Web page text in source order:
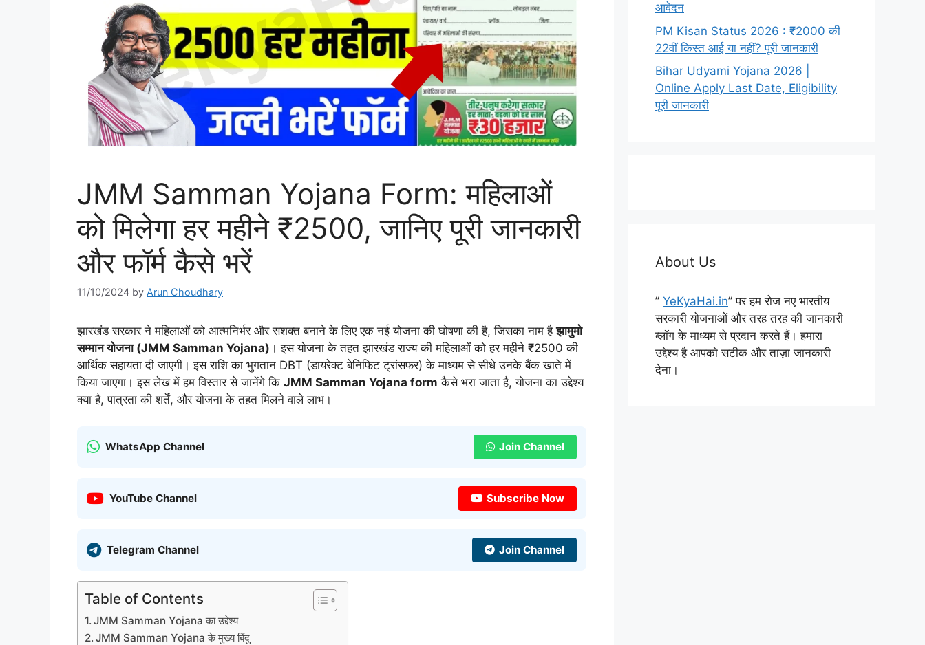
JMM Samman Yojana Form: महिलाओं
को मिलेगा हर महीने ₹2500, जानिए पूरी जानकारी
और फॉर्म कैसे भरें
11/10/2024 by Arun Choudhary
झारखंड सरकार ने महिलाओं को आत्मनिर्भर और सशक्त बनाने के लिए एक नई योजना की घोषणा की है, जिसका नाम हैझामुमो
सम्मान योजना (JMM Samman Yojana) । इस योजना के तहत झारखंड राज्य की महिलाओं को हर महीने ₹2500 की
आर्थिक सहायता दी जाएगी। इस राशि का भुगतान DBT (डायरेक्ट बेनिफिट ट्रांसफर) के माध्यम से सीधे उनके बैंक खाते में
किया जाएगा। इस लेख में हम विस्तार से जानेंगे कि JMM Samman Yojana form कैसे भरा जाता है, योजना का उद्देश्य
क्या है, पात्रता की शर्तें, और योजना के तहत मिलने वाले लाभ।
WhatsApp Channel Join Channel
YouTube Channel Subscribe Now
Telegram Channel Join Channel
Table of Contents
JMM Samman Yojana का उद्देश्य
JMM Samman Yojana के मुख्य बिंदु
आवेदन
PM Kisan Status 2026 : ₹2000 की
22वीं किस्त आई या नहीं? पूरी जानकारी
Bihar Udyami Yojana 2026 |
Online Apply Last Date, Eligibility
पूरी जानकारी
About Us
” YeKyaHai.in” पर हम रोज नए भारतीय
सरकारी योजनाओं और तरह तरह की जानकारी
ब्लॉग के माध्यम से प्रदान करते हैं। हमारा
उद्देश्य है आपको सटीक और ताज़ा जानकारी
देना।